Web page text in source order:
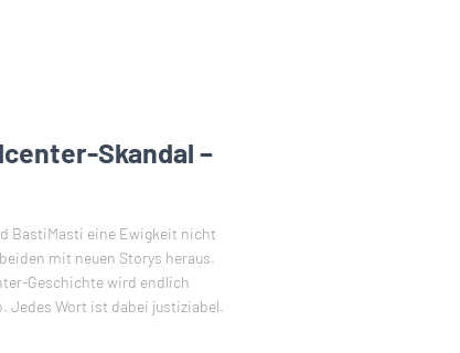
Skandal –
BastiMasti eine Ewigkeit nicht
mit neuen Storys heraus.
Geschichte wird endlich
Jedes Wort ist dabei justiziabel.